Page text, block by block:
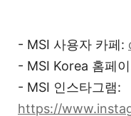
- MSI 사용자 카페:
- MSI Korea 홈페
- MSI 인스타그램:
https://